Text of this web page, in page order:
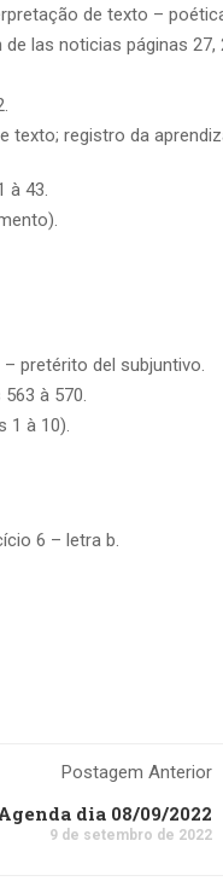
de texto –
las noticias páginas 27,
registro da
à 43.
pretérito del subjuntivo.
à 570.
1 à 10).
6 – letra b.
Postagem Anterior
dia 08/09/2022
9 de setembro de 2022